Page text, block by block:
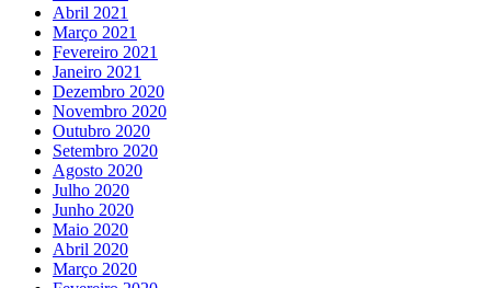
Abril 2021
Março 2021
Fevereiro 2021
Janeiro 2021
Dezembro 2020
Novembro 2020
Outubro 2020
Setembro 2020
Agosto 2020
Julho 2020
Junho 2020
Maio 2020
Abril 2020
Março 2020